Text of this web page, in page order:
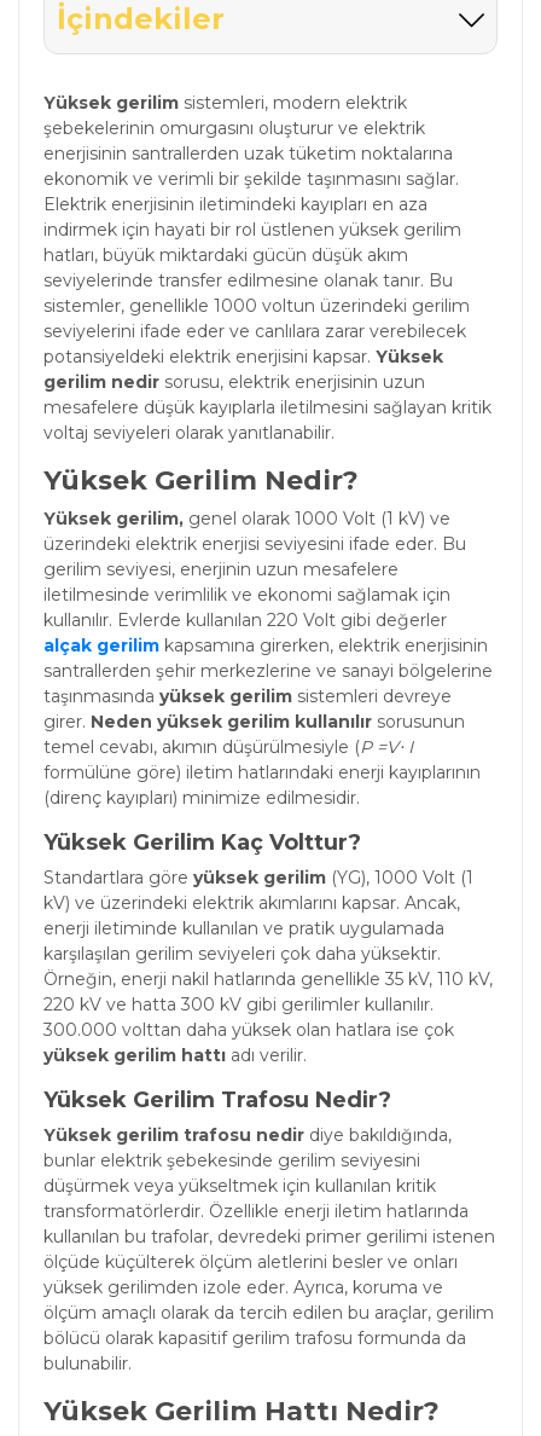
İçindekiler
Yüksek gerilim sistemleri, modern elektrik
şebekelerinin omurgasını oluşturur ve elektrik
enerjisinin santrallerden uzak tüketim noktalarına
ekonomik ve verimli bir şekilde taşınmasını sağlar.
Elektrik enerjisinin iletimindeki kayıpları en aza
indirmek için hayati bir rol üstlenen yüksek gerilim
hatları, büyük miktardaki gücün düşük akım
seviyelerinde transfer edilmesine olanak tanır. Bu
sistemler, genellikle 1000 voltun üzerindeki gerilim
seviyelerini ifade eder ve canlılara zarar verebilecek
potansiyeldeki elektrik enerjisini kapsar. Yüksek
gerilim nedir sorusu, elektrik enerjisinin uzun
mesafelere düşük kayıplarla iletilmesini sağlayan kritik
voltaj seviyeleri olarak yanıtlanabilir.
Yüksek Gerilim Nedir?
Yüksek gerilim, genel olarak 1000 Volt (1 kV) ve
üzerindeki elektrik enerjisi seviyesini ifade eder. Bu
gerilim seviyesi, enerjinin uzun mesafelere
iletilmesinde verimlilik ve ekonomi sağlamak için
kullanılır. Evlerde kullanılan 220 Volt gibi değerler
alçak gerilim kapsamına girerken, elektrik enerjisinin
santrallerden şehir merkezlerine ve sanayi bölgelerine
taşınmasında yüksek gerilim sistemleri devreye
girer. Neden yüksek gerilim kullanılır sorusunun
temel cevabı, akımın düşürülmesiyle (P =V⋅ I
formülüne göre) iletim hatlarındaki enerji kayıplarının
(direnç kayıpları) minimize edilmesidir.
Yüksek Gerilim Kaç Volttur?
Standartlara göre yüksek gerilim (YG), 1000 Volt (1
kV) ve üzerindeki elektrik akımlarını kapsar. Ancak,
enerji iletiminde kullanılan ve pratik uygulamada
karşılaşılan gerilim seviyeleri çok daha yüksektir.
Örneğin, enerji nakil hatlarında genellikle 35 kV, 110 kV,
220 kV ve hatta 300 kV gibi gerilimler kullanılır.
300.000 volttan daha yüksek olan hatlara ise çok
yüksek gerilim hattı adı verilir.
Yüksek Gerilim Trafosu Nedir?
Yüksek gerilim trafosu nedir diye bakıldığında,
bunlar elektrik şebekesinde gerilim seviyesini
düşürmek veya yükseltmek için kullanılan kritik
transformatörlerdir. Özellikle enerji iletim hatlarında
kullanılan bu trafolar, devredeki primer gerilimi istenen
ölçüde küçülterek ölçüm aletlerini besler ve onları
yüksek gerilimden izole eder. Ayrıca, koruma ve
ölçüm amaçlı olarak da tercih edilen bu araçlar, gerilim
bölücü olarak kapasitif gerilim trafosu formunda da
bulunabilir.
Yüksek Gerilim Hattı Nedir?